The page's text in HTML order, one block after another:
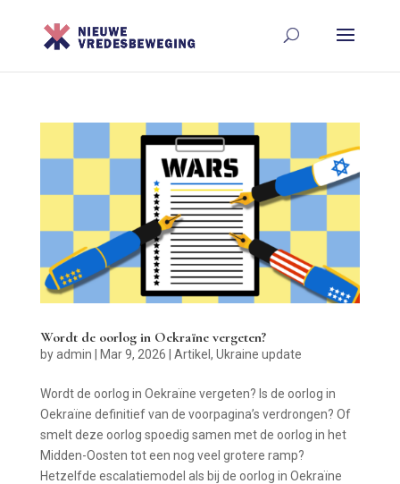
Wordt de oorlog in Oekraïne vergeten?
byadmin | Mar 9, 2026 | Artikel, Ukraine update
Wordt de oorlog in Oekraïne vergeten? Is de oorlog in
Oekraïne definitief van de voorpagina’s verdrongen? Of
smelt deze oorlog spoedig samen met de oorlog in het
Midden-Oosten tot een nog veel grotere ramp?
Hetzelfde escalatiemodel als bij de oorlog in Oekraïne